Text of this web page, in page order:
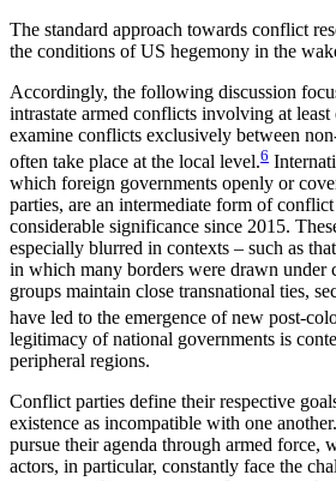
The standard approach towards conflict
the conditions of US hegemony in the
Accordingly, the following discussion
intrastate armed conflicts involving at least
examine conflicts exclusively between
often take place at the local level.6
which foreign governments openly or
parties, are an intermediate form of conflict
considerable significance since 2015.
especially blurred in contexts – such as
in which many borders were drawn under
groups maintain close trans­national ties,
have led to the emergence of new post-
legitimacy of national governments is
peripheral regions.
Conflict parties define their respective
existence as incompatible with one
pursue their agenda through armed force,
actors, in particular, constantly face the